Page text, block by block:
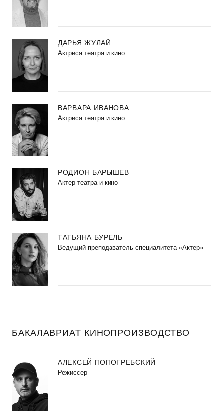
ДАРЬЯ ЖУЛАЙ
Актриса театра и кино
ВАРВАРА ИВАНОВА
Актриса театра и кино
РОДИОН БАРЫШЕВ
Актер театра и кино
ТАТЬЯНА БУРЕЛЬ
Ведущий преподаватель специалитета «Актер»
БАКАЛАВРИАТ КИНОПРОИЗВОДСТВО
АЛЕКСЕЙ ПОПОГРЕБСКИЙ
Режиссер